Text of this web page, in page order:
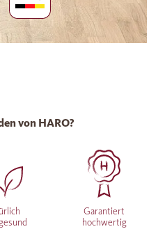
von HARO?
Garantiert
hochwertig